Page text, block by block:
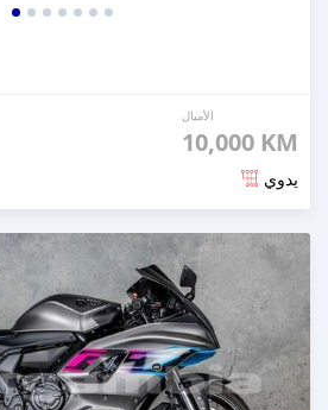
الأميال
10,000 KM
يدوي